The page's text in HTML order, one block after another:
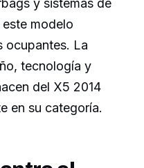
y sistemas de
modelo
ocupantes. La
tecnología y
del X5 2014
en su categoría.